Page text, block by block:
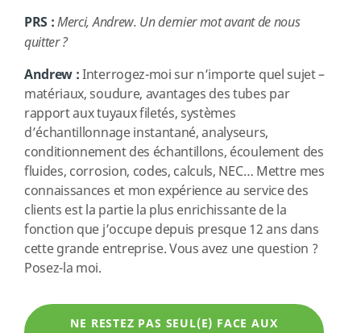
PRS :Merci, Andrew. Un dernier mot avant de nous
quitter ?
Andrew :Interrogez-moi sur n’importe quel sujet –
matériaux, soudure, avantages des tubes par
rapport aux tuyaux filetés, systèmes
d’échantillonnage instantané, analyseurs,
conditionnement des échantillons, écoulement des
fluides, corrosion, codes, calculs, NEC… Mettre mes
connaissances et mon expérience au service des
clients est la partie la plus enrichissante de la
fonction que j’occupe depuis presque 12 ans dans
cette grande entreprise. Vous avez une question ?
Posez-la moi.
NE RESTEZ PAS SEUL(E) FACE AUX